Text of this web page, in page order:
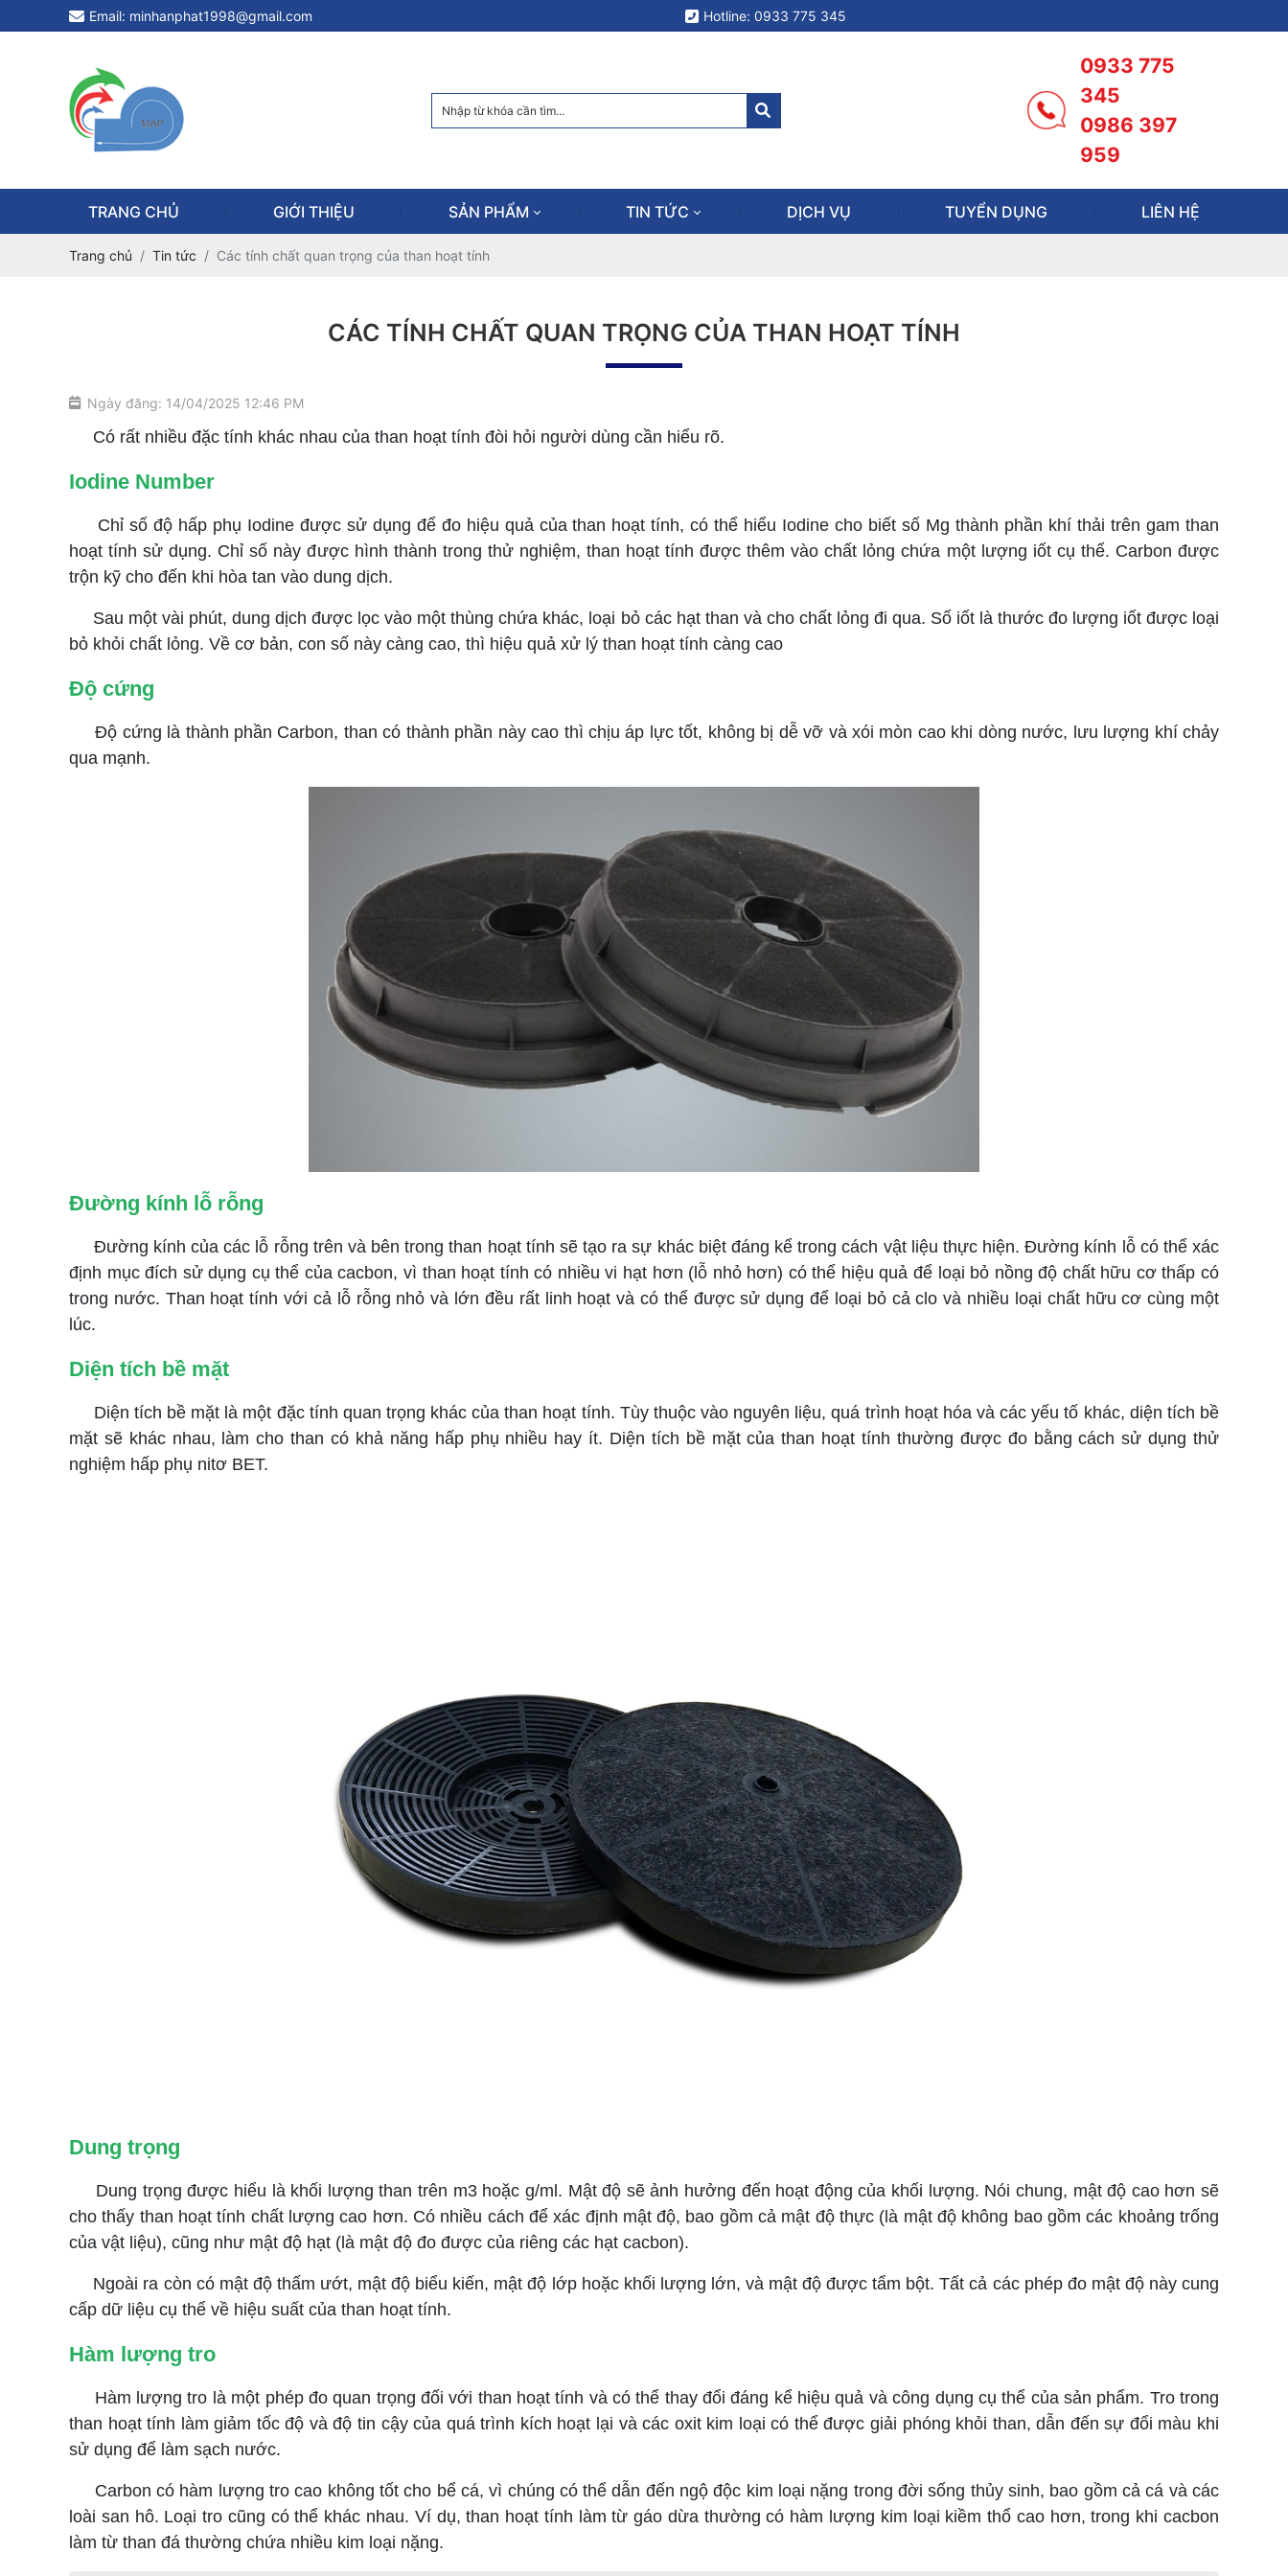
Email: minhanphat1998@gmail.com Hotline: 0933 775 345
0933 775
345
0986 397
959
TRANG CHỦ GIỚI THIỆU SẢN PHẨM TIN TỨC DỊCH VỤ TUYỂN DỤNG LIÊN HỆ
Trang chủ Tin tức Các tính chất quan trọng của than hoạt tính
CÁC TÍNH CHẤT QUAN TRỌNG CỦA THAN HOẠT TÍNH
Ngày đăng: 14/04/2025 12:46 PM
Có rất nhiều đặc tính khác nhau của than hoạt tính đòi hỏi người dùng cần hiểu rõ.
Iodine Number
Chỉ số độ hấp phụ Iodine được sử dụng để đo hiệu quả của than hoạt tính, có thể hiểu Iodine cho biết số Mg thành phần khí thải trên gam than
hoạt tính sử dụng. Chỉ số này được hình thành trong thử nghiệm, than hoạt tính được thêm vào chất lỏng chứa một lượng iốt cụ thể. Carbon được
trộn kỹ cho đến khi hòa tan vào dung dịch.
Sau một vài phút, dung dịch được lọc vào một thùng chứa khác, loại bỏ các hạt than và cho chất lỏng đi qua. Số iốt là thước đo lượng iốt được loại
bỏ khỏi chất lỏng. Về cơ bản, con số này càng cao, thì hiệu quả xử lý than hoạt tính càng cao
Độ cứng
Độ cứng là thành phần Carbon, than có thành phần này cao thì chịu áp lực tốt, không bị dễ vỡ và xói mòn cao khi dòng nước, lưu lượng khí chảy
qua mạnh.
Đường kính lỗ rỗng
Đường kính của các lỗ rỗng trên và bên trong than hoạt tính sẽ tạo ra sự khác biệt đáng kể trong cách vật liệu thực hiện. Đường kính lỗ có thể xác
định mục đích sử dụng cụ thể của cacbon, vì than hoạt tính có nhiều vi hạt hơn (lỗ nhỏ hơn) có thể hiệu quả để loại bỏ nồng độ chất hữu cơ thấp có
trong nước. Than hoạt tính với cả lỗ rỗng nhỏ và lớn đều rất linh hoạt và có thể được sử dụng để loại bỏ cả clo và nhiều loại chất hữu cơ cùng một
lúc.
Diện tích bề mặt
Diện tích bề mặt là một đặc tính quan trọng khác của than hoạt tính. Tùy thuộc vào nguyên liệu, quá trình hoạt hóa và các yếu tố khác, diện tích bề
mặt sẽ khác nhau, làm cho than có khả năng hấp phụ nhiều hay ít. Diện tích bề mặt của than hoạt tính thường được đo bằng cách sử dụng thử
nghiệm hấp phụ nitơ BET.
Dung trọng
Dung trọng được hiểu là khối lượng than trên m3 hoặc g/ml. Mật độ sẽ ảnh hưởng đến hoạt động của khối lượng. Nói chung, mật độ cao hơn sẽ
cho thấy than hoạt tính chất lượng cao hơn. Có nhiều cách để xác định mật độ, bao gồm cả mật độ thực (là mật độ không bao gồm các khoảng trống
của vật liệu), cũng như mật độ hạt (là mật độ đo được của riêng các hạt cacbon).
Ngoài ra còn có mật độ thấm ướt, mật độ biểu kiến, mật độ lớp hoặc khối lượng lớn, và mật độ được tẩm bột. Tất cả các phép đo mật độ này cung
cấp dữ liệu cụ thể về hiệu suất của than hoạt tính.
Hàm lượng tro
Hàm lượng tro là một phép đo quan trọng đối với than hoạt tính và có thể thay đổi đáng kể hiệu quả và công dụng cụ thể của sản phẩm. Tro trong
than hoạt tính làm giảm tốc độ và độ tin cậy của quá trình kích hoạt lại và các oxit kim loại có thể được giải phóng khỏi than, dẫn đến sự đổi màu khi
sử dụng để làm sạch nước.
Carbon có hàm lượng tro cao không tốt cho bể cá, vì chúng có thể dẫn đến ngộ độc kim loại nặng trong đời sống thủy sinh, bao gồm cả cá và các
loài san hô. Loại tro cũng có thể khác nhau. Ví dụ, than hoạt tính làm từ gáo dừa thường có hàm lượng kim loại kiềm thổ cao hơn, trong khi cacbon
làm từ than đá thường chứa nhiều kim loại nặng.